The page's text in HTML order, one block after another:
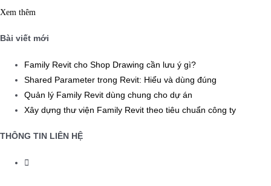
Xem thêm
Bài viết mới
Family Revit cho Shop Drawing cần lưu ý gì?
Shared Parameter trong Revit: Hiểu và dùng đúng
Quản lý Family Revit dùng chung cho dự án
Xây dựng thư viện Family Revit theo tiêu chuẩn công ty
THÔNG TIN LIÊN HỆ